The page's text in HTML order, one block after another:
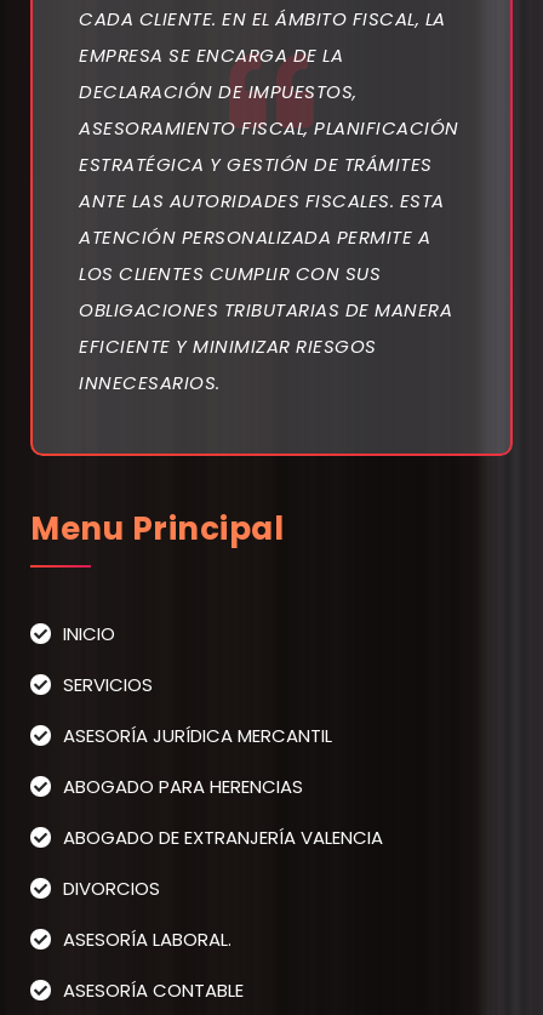
CADA CLIENTE. EN EL ÁMBITO FISCAL, LA
EMPRESA SE ENCARGA DE LA
DECLARACIÓN DE IMPUESTOS,
ASESORAMIENTO FISCAL, PLANIFICACIÓN
ESTRATÉGICA Y GESTIÓN DE TRÁMITES
ANTE LAS AUTORIDADES FISCALES. ESTA
ATENCIÓN PERSONALIZADA PERMITE A
LOS CLIENTES CUMPLIR CON SUS
OBLIGACIONES TRIBUTARIAS DE MANERA
EFICIENTE Y MINIMIZAR RIESGOS
INNECESARIOS.
Menu Principal
INICIO
SERVICIOS
ASESORÍA JURÍDICA MERCANTIL
ABOGADO PARA HERENCIAS
ABOGADO DE EXTRANJERÍA VALENCIA
DIVORCIOS
ASESORÍA LABORAL.
ASESORÍA CONTABLE